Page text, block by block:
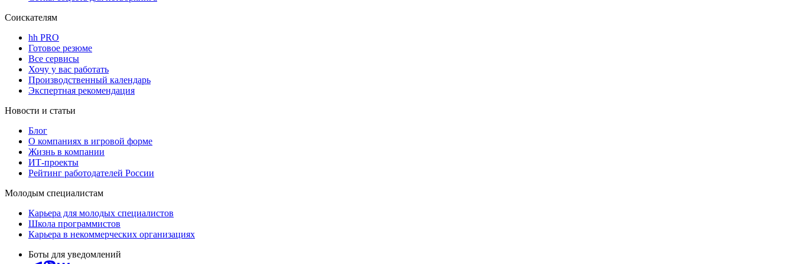
Соискателям
hh PRO
Готовое резюме
Все сервисы
Хочу у вас работать
Производственный календарь
Экспертная рекомендация
Новости и статьи
Блог
О компаниях в игровой форме
Жизнь в компании
ИТ-проекты
Рейтинг работодателей России
Молодым специалистам
Карьера для молодых специалистов
Школа программистов
Карьера в некоммерческих организациях
Боты для уведомлений